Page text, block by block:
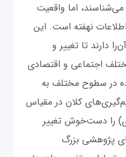
اما واقعیت
نهفته است. این
دارند تا تغییر و
اجتماعی و اقتصادی
در سطوح مختلف به
کلان در مقیاس
را دست‌خوش تغییر
پژوهشی بزرگ